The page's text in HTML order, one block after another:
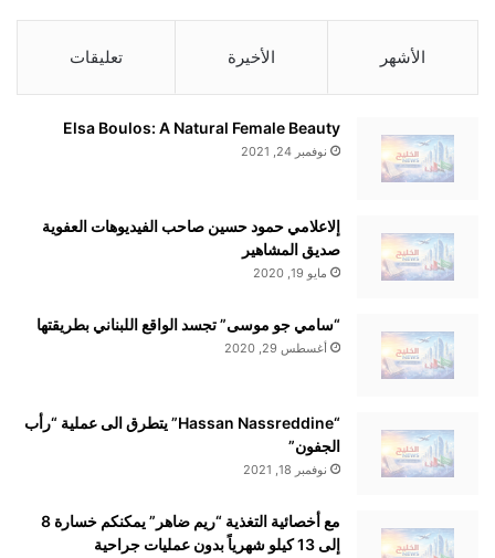
الأشهر الأخيرة تعليقات
Elsa Boulos: A Natural Female Beauty
نوفمبر 24, 2021
إلاعلامي حمود حسين صاحب الفيديوهات العفوية
صديق المشاهير
مايو 19, 2020
“سامي جو موسى” تجسد الواقع اللبناني بطريقتها
أغسطس 29, 2020
“Hassan Nassreddine” يتطرق الى عملية “رأب
الجفون”
نوفمبر 18, 2021
مع أخصائية التغذية “ريم ضاهر” يمكنكم خسارة 8
إلى 13 كيلو شهرياً بدون عمليات جراحية